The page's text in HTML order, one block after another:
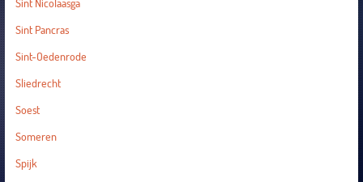
Sint Nicolaasga
Sint Pancras
Sint-Oedenrode
Sliedrecht
Soest
Someren
Spijk